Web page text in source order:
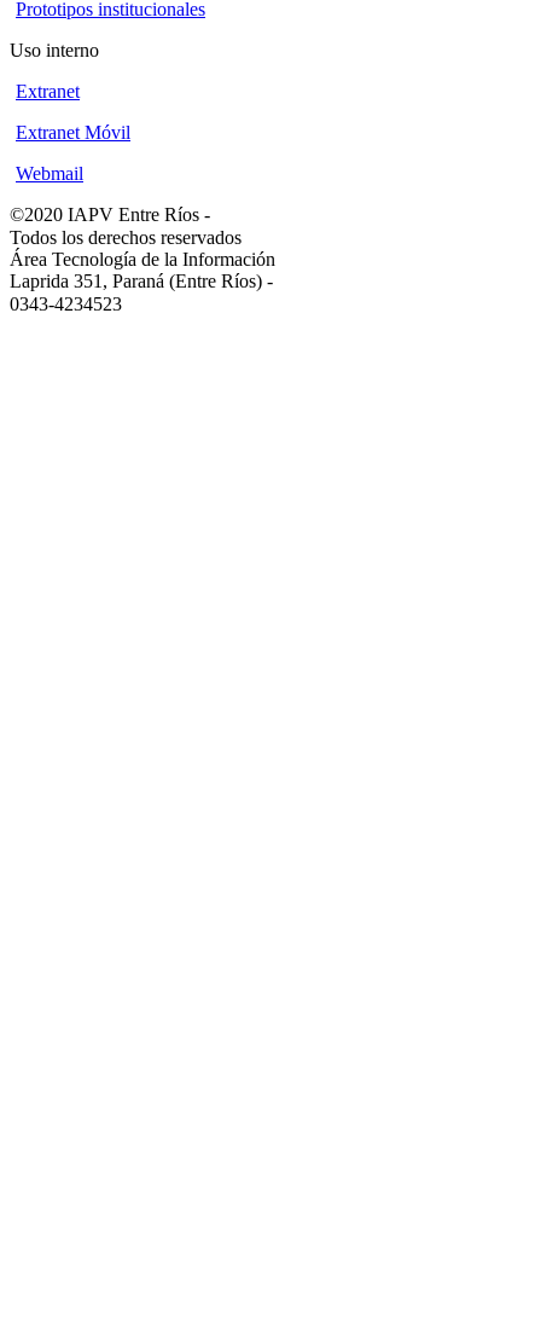
Prototipos institucionales
Uso interno
Extranet
Extranet Móvil
Webmail
©2020 IAPV Entre Ríos -
Todos los derechos reservados
Área Tecnología de la Información
Laprida 351, Paraná (Entre Ríos) -
0343-4234523